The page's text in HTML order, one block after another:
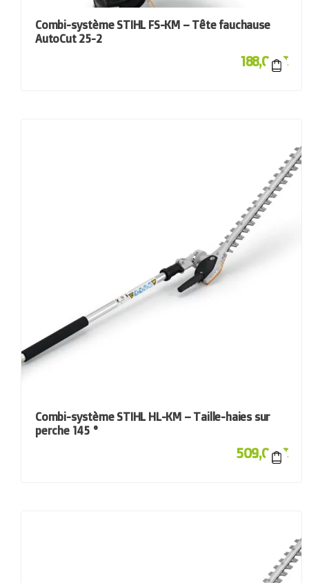
Combi-système STIHL FS-KM – Tête fauchause
AutoCut 25-2
188,00€
Combi-système STIHL HL-KM – Taille-haies sur
perche 145 °
509,00€